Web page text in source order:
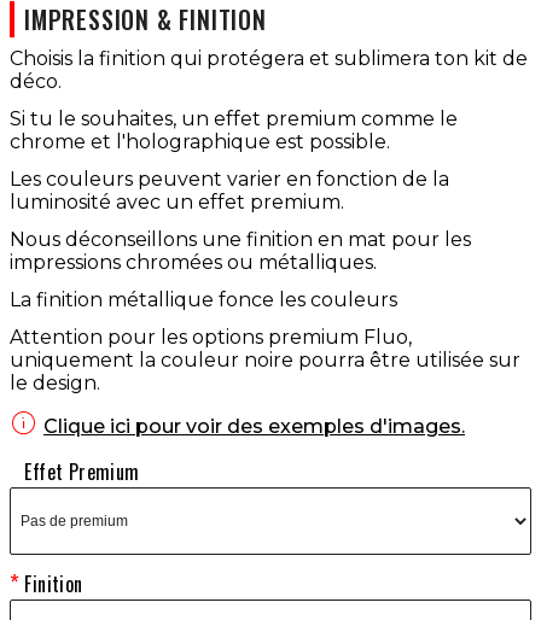
IMPRESSION & FINITION
Choisis la finition qui protégera et sublimera ton kit de
déco.
Si tu le souhaites, un effet premium comme le
chrome et l'holographique est possible.
Les couleurs peuvent varier en fonction de la
luminosité avec un effet premium.
Nous déconseillons une finition en mat pour les
impressions chromées ou métalliques.
La finition métallique fonce les couleurs
Attention pour les options premium Fluo,
uniquement la couleur noire pourra être utilisée sur
le design.
 Clique ici pour voir des exemples d'images.
Effet Premium
Finition